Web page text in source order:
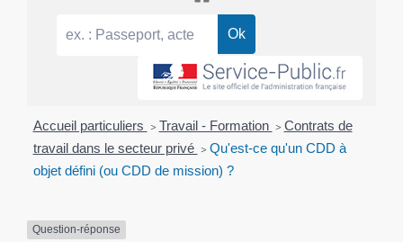
Accueil particuliers > Travail - Formation > Contrats de
travail dans le secteur privé > Qu'est-ce qu'un CDD à
objet défini (ou CDD de mission) ?
Question-réponse